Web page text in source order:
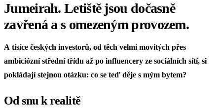
Jumeirah. Letiště jsou dočasně
zavřená a s omezeným provozem.
A tisíce českých investorů, od těch velmi movitých přes
ambiciózní střední třídu až po influencery ze sociálních sítí, si
pokládají stejnou otázku: co se teď děje s mým bytem?
Od snu k realitě